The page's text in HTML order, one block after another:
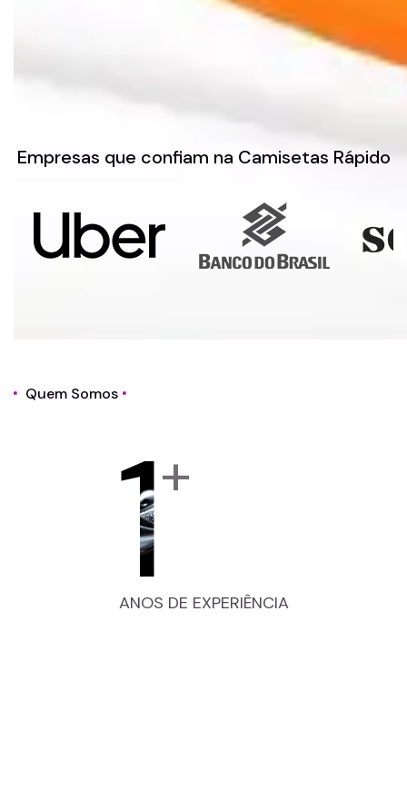
Empresas que confiam na Camisetas Rápido
Quem Somos
1+
ANOS DE EXPERIÊNCIA